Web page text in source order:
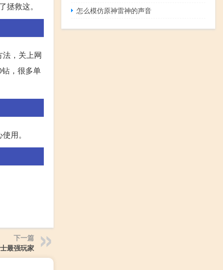
救这。
，关上网
，很多单
用。
下一篇
最强玩家
怎么模仿原神雷神的声音